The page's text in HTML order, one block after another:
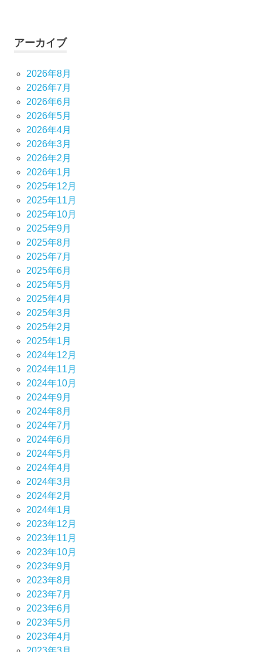
アーカイブ
2026年8月
2026年7月
2026年6月
2026年5月
2026年4月
2026年3月
2026年2月
2026年1月
2025年12月
2025年11月
2025年10月
2025年9月
2025年8月
2025年7月
2025年6月
2025年5月
2025年4月
2025年3月
2025年2月
2025年1月
2024年12月
2024年11月
2024年10月
2024年9月
2024年8月
2024年7月
2024年6月
2024年5月
2024年4月
2024年3月
2024年2月
2024年1月
2023年12月
2023年11月
2023年10月
2023年9月
2023年8月
2023年7月
2023年6月
2023年5月
2023年4月